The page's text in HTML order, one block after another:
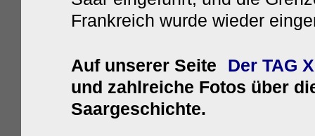
Frankreich wurde wieder
Auf unserer Seite
Der TAG X
und zahlreiche Fotos über
Saargeschichte.